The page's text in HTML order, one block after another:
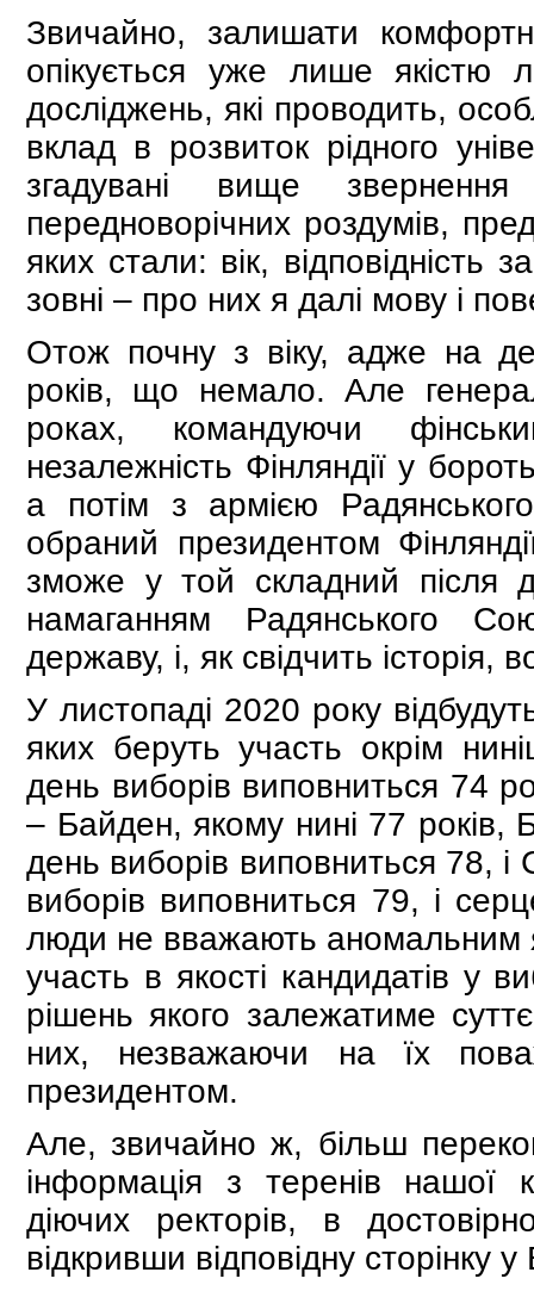
Звичайно, залишати
опікується уже лише якістю
досліджень, які проводить,
вклад в розвиток рідного
згадувані вище
передноворічних роздумів,
яких стали: вік, відповідність
зовні – про них я далі мову і
Отож почну з віку, адже на
років, що немало. Але
роках, командуючи
незалежність Фінляндії у
а потім з армією
обраний президентом
зможе у той складний після
намаганням Радянського
державу, і, як свідчить
У листопаді 2020 року
яких беруть участь окрім
день виборів виповниться 74
– Байден, якому нині 77 років,
день виборів виповниться 78,
виборів виповниться 79, і
люди не вважають аномальним
участь в якості кандидатів у
рішень якого залежатиме
них, незважаючи на їх
президентом.
Але, звичайно ж, більш
інформація з теренів нашої
діючих ректорів, в
відкривши відповідну сторінку у